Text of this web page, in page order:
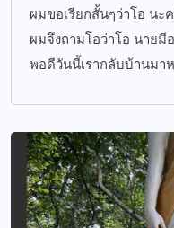
ผมขอเรียกสั้นๆว่าโอ นะ
ผมจึงถามโอว่าโอ นายมี
พอดีวันนี้เรากลับบ้านมาห